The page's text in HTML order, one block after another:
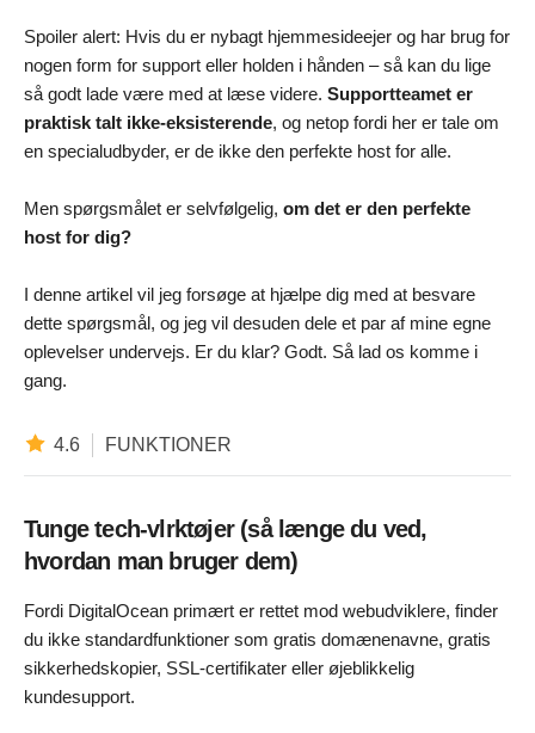
Spoiler alert: Hvis du er nybagt hjemmesideejer og har brug for
nogen form for support eller holden i hånden – så kan du lige
så godt lade være med at læse videre. Supportteamet er
praktisk talt ikke-eksisterende, og netop fordi her er tale om
en specialudbyder, er de ikke den perfekte host for alle.
Men spørgsmålet er selvfølgelig, om det er den perfekte
host for dig?
I denne artikel vil jeg forsøge at hjælpe dig med at besvare
dette spørgsmål, og jeg vil desuden dele et par af mine egne
oplevelser undervejs. Er du klar? Godt. Så lad os komme i
gang.
4.6 FUNKTIONER
Tunge tech-vlrktøjer (så længe du ved,
hvordan man bruger dem)
Fordi DigitalOcean primært er rettet mod webudviklere, finder
du ikke standardfunktioner som gratis domænenavne, gratis
sikkerhedskopier, SSL-certifikater eller øjeblikkelig
kundesupport.